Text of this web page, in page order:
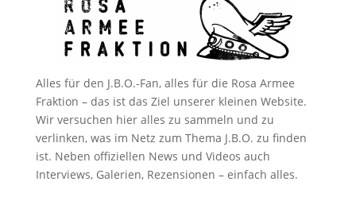
Alles für den J.B.O.-Fan, alles für die Rosa Armee
Fraktion – das ist das Ziel unserer kleinen Website.
Wir versuchen hier alles zu sammeln und zu
verlinken, was im Netz zum Thema J.B.O. zu finden
ist. Neben offiziellen News und Videos auch
Interviews, Galerien, Rezensionen – einfach alles.